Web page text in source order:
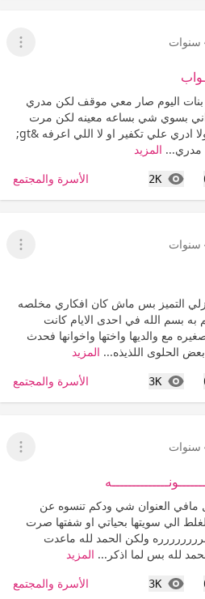
عرض
اليوم صار معي موقف لكن مدري
بسوي شي بساعه معينه لكن مرت
علي هالساعه ولا سويته نسيانا ولا ادري علي تكفير او لا اللي اعرفه &gt;
المزيد
2K
المشاهدات الأسرة والمجتمع
عرض
التميز بس ماش كان افكاري مخلصه
بسم الله في احدى الايام كانت
مع والديها واختها واخوانها فحدث
الحلوى اللذيذه... المزيد
3K
المشاهدات الأسرة والمجتمع
عرض
مافي العنوان شي ودكم تنسوه عن
الي سويتها بحياتي او شفتها صرت
ولكن الحمد لله ماعدت
لله بس لما اذكر... المزيد
3K
المشاهدات الأسرة والمجتمع